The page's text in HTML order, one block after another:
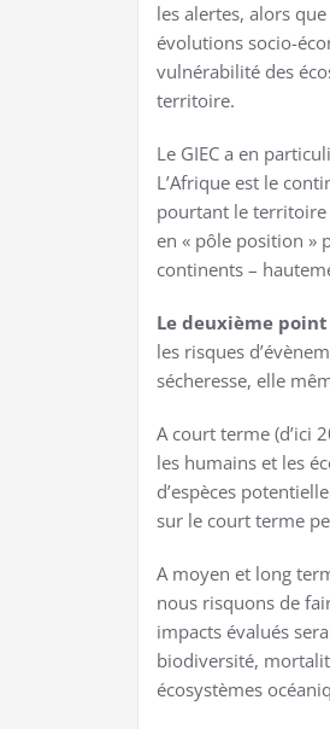
les alertes, alors
évolutions socio-
vulnérabilité des
territoire.
Le GIEC a en
L’Afrique est le
pourtant le territoire
en « pôle position »
continents –
Le deuxième point
les risques
sécheresse, elle
A court terme (d’ici
les humains et les
d’espèces
sur le court terme
A moyen et long
nous risquons de
impacts évalués
biodiversité,
écosystèmes